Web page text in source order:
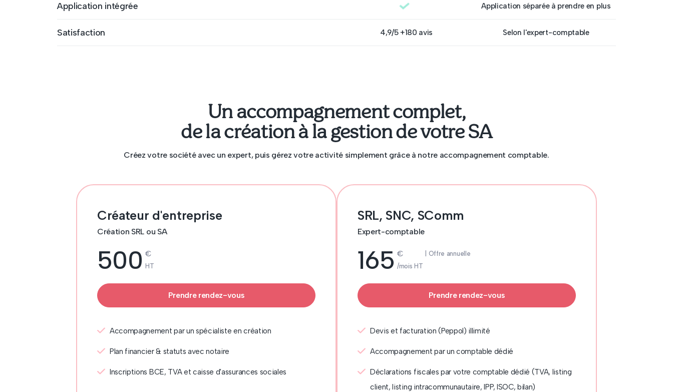
Application intégrée Application séparée à prendre en plus
Satisfaction 4,9/5 +180 avis Selon l'expert-comptable
Un accompagnement complet,
de la création à la gestion de votre SA
Créez votre société avec un expert, puis gérez votre activité simplement grâce à notre accompagnement comptable.
Créateur d'entreprise
Création SRL ou SA
500 €
HT
Prendre rendez-vous
Accompagnement par un spécialiste en création
Plan financier & statuts avec notaire
Inscriptions BCE, TVA et caisse d'assurances sociales
SRL, SNC, SComm
Expert-comptable
165 €
/mois HT
| Offre annuelle
Prendre rendez-vous
Devis et facturation (Peppol) illimité
Accompagnement par un comptable dédié
Déclarations fiscales par votre comptable dédié (TVA, listing
client, listing intracommunautaire, IPP, ISOC, bilan)